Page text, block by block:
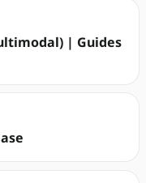
| Guides